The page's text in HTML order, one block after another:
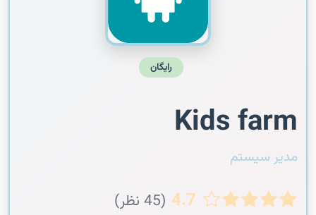
رایگان
Kids farm
مدیر سیستم
4.7 (45 نظر)